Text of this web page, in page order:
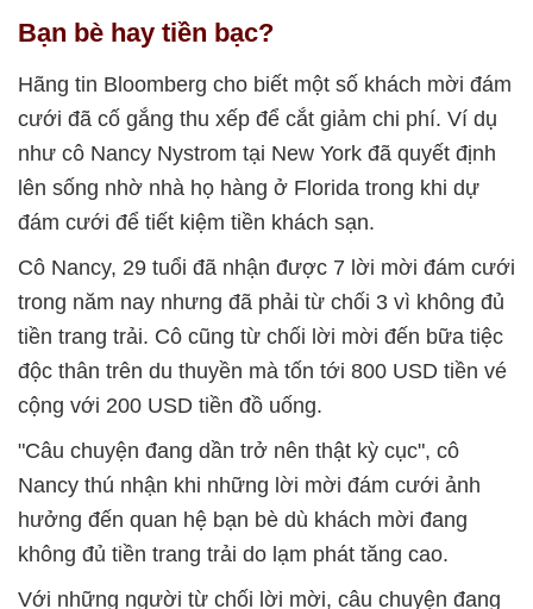
Bạn bè hay tiền bạc?
Hãng tin Bloomberg cho biết một số khách mời đám
cưới đã cố gắng thu xếp để cắt giảm chi phí. Ví dụ
như cô Nancy Nystrom tại New York đã quyết định
lên sống nhờ nhà họ hàng ở Florida trong khi dự
đám cưới để tiết kiệm tiền khách sạn.
Cô Nancy, 29 tuổi đã nhận được 7 lời mời đám cưới
trong năm nay nhưng đã phải từ chối 3 vì không đủ
tiền trang trải. Cô cũng từ chối lời mời đến bữa tiệc
độc thân trên du thuyền mà tốn tới 800 USD tiền vé
cộng với 200 USD tiền đồ uống.
"Câu chuyện đang dần trở nên thật kỳ cục", cô
Nancy thú nhận khi những lời mời đám cưới ảnh
hưởng đến quan hệ bạn bè dù khách mời đang
không đủ tiền trang trải do lạm phát tăng cao.
Với những người từ chối lời mời, câu chuyện đang